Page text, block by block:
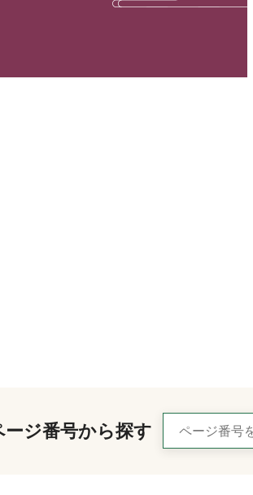
ージ番号から探す